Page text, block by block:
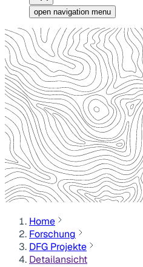
open navigation menu
Home
Forschung
DFG Projekte
Detailansicht